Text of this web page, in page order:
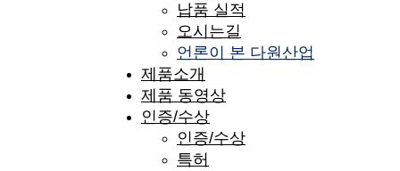
납품 실적
오시는길
언론이 본 다원산업
제품소개
제품 동영상
인증/수상
인증/수상
특허